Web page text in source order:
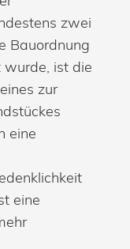
zwei
Bauordnung
ist die
zur
eine
eine